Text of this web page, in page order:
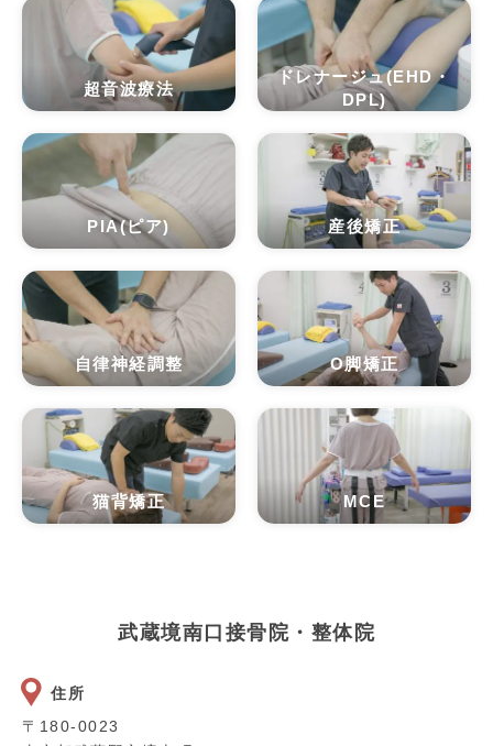
超音波療法
ドレナージュ(EHD・
DPL)
PIA(ピア) 産後矯正
自律神経調整 O脚矯正
猫背矯正 MCE
武蔵境南口接骨院・整体院
住所
〒180-0023